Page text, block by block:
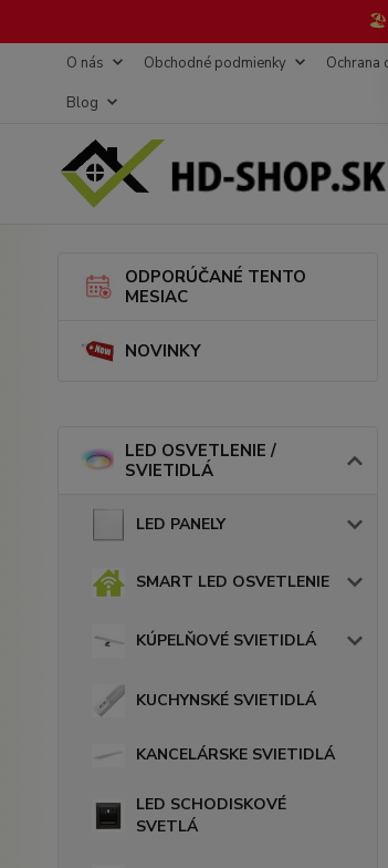
🏖️
O nás Obchodné podmienky Ochrana
Blog
ODPORÚČANÉ TENTO
MESIAC
NOVINKY
LED OSVETLENIE /
SVIETIDLÁ
LED PANELY
SMART LED OSVETLENIE
KÚPELŇOVÉ SVIETIDLÁ
KUCHYNSKÉ SVIETIDLÁ
KANCELÁRSKE SVIETIDLÁ
LED SCHODISKOVÉ
SVETLÁ